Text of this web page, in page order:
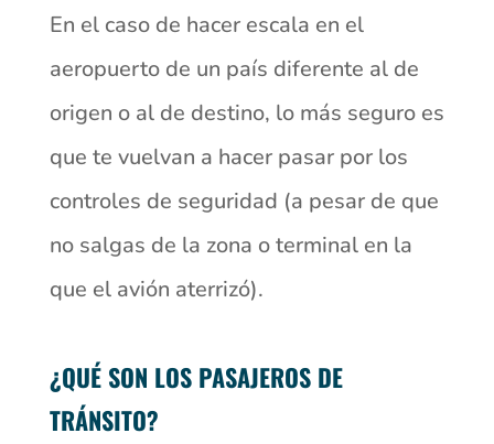
En el caso de hacer escala en el
aeropuerto de un país diferente al de
origen o al de destino, lo más seguro es
que te vuelvan a hacer pasar por los
controles de seguridad (a pesar de que
no salgas de la zona o terminal en la
que el avión aterrizó).
¿QUÉ SON LOS PASAJEROS DE
TRÁNSITO?